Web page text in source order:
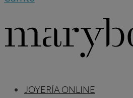
JOYERÍA ONLINE